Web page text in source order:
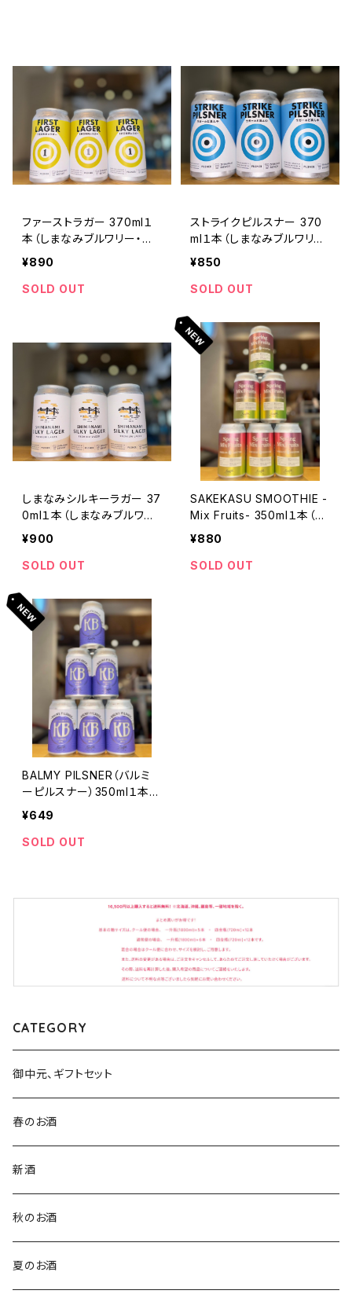
ファーストラガー 370ml１
本（しまなみブルワリー・広
島県尾道市久保）
¥890
SOLD OUT
ストライクピルスナー 370
ml１本（しまなみブルワリ
ー・広島県尾道市久保）
¥850
SOLD OUT
しまなみシルキーラガー 37
0ml１本（しまなみブルワリ
ー・広島県尾道市久保）
¥900
SOLD OUT
SAKEKASU SMOOTHIE -
Mix Fruits- 350ml１本（Ka
nkiku Brewery by 寒菊銘
¥880
SOLD OUT
BALMY PILSNER（バルミ
ーピルスナー）350ml１本
（Kankiku Brewery by 寒
町）
¥649
SOLD OUT
CATEGORY
御中元、ギフトセット
春のお酒
新酒
秋のお酒
夏のお酒